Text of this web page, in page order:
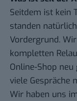
Seitdem ist kein
standen
Vordergrund.
kompletten
Online-Shop
viele Gespräche
Wir haben uns